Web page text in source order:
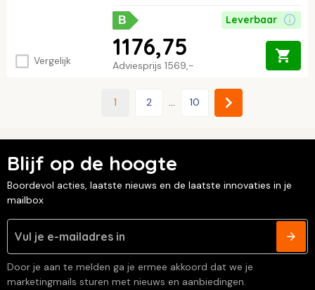
Vergelijk
B Leverbaar
Adviesprijs 1569,-
1176,75
1 2 ... 10
Blijf op de hoogte
Boordevol acties, laatste nieuws en de laatste innovaties in je
mailbox
Door je aan te melden ga je ermee akkoord dat we je
marketingmails sturen met nieuws en aanbiedingen.